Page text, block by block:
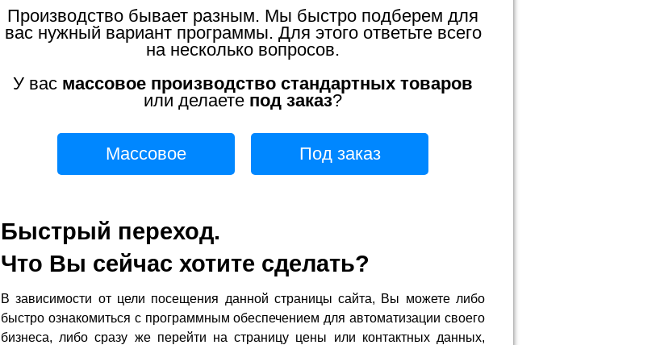
Производство бывает разным. Мы быстро подберем для
вас нужный вариант программы. Для этого ответьте всего
на несколько вопросов.
У вас массовое производство стандартных товаров
или делаете под заказ?
Массовое Под заказ
Быстрый переход.
Что Вы сейчас хотите сделать?
В зависимости от цели посещения данной страницы сайта, Вы можете либо
быстро ознакомиться с программным обеспечением для автоматизации своего
бизнеса, либо сразу же перейти на страницу цены или контактных данных,